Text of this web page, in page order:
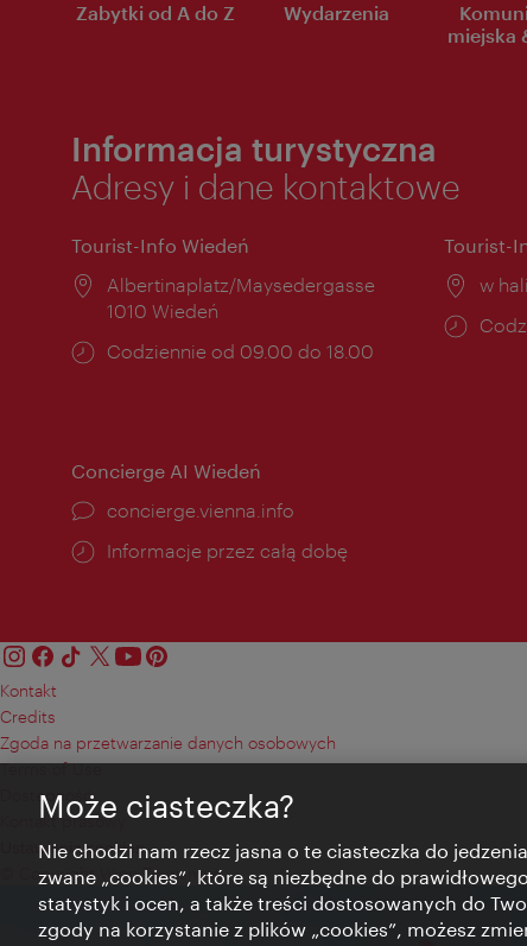
Zabytki od A do Z Wydarzenia
miejska
Informacja turystyczna
Adresy i dane kontaktowe
Tourist-Info Wiedeń
Miejsce:
Albertinaplatz/Maysedergasse
1010 Wiedeń
Godziny
Codziennie od 09.00 do 18.00
Tourist-
w
Concierge AI Wiedeń
concierge.vienna.info
Informacje przez całą dobę
Kontakt
Credits
Zgoda na przetwarzanie danych osobowych
Terms of Use
Dostępność
Kontakt prasowy
Ustawienia cookies
© Copyright Wien Tourismus
Może ciasteczka?
Nie chodzi nam rzecz jasna o te ciasteczka do
zwane „cookies”, które są niezbędne do
statystyk i ocen, a także treści dostosowanych do
zgody na korzystanie z plików „cookies”, możesz